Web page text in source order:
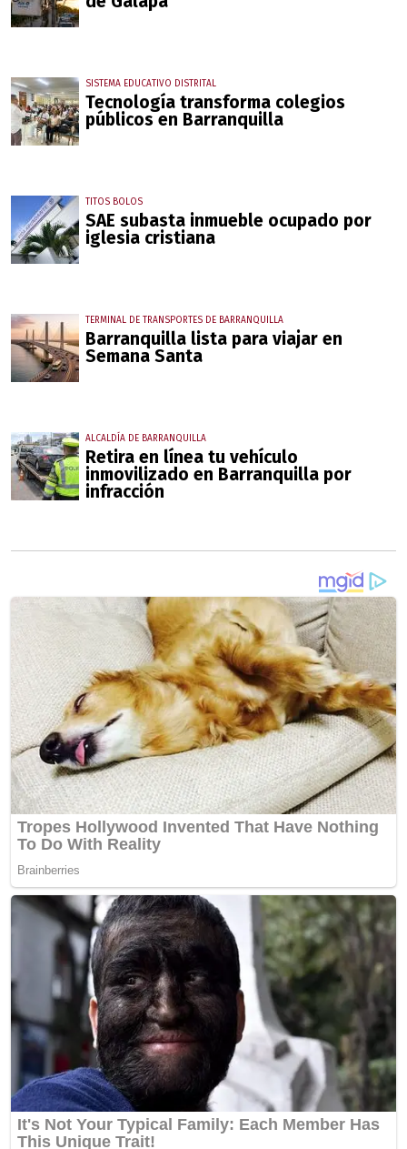
SISTEMA EDUCATIVO DISTRITAL
Tecnología transforma colegios
públicos en Barranquilla
TITOS BOLOS
SAE subasta inmueble ocupado por
iglesia cristiana
TERMINAL DE TRANSPORTES DE BARRANQUILLA
Barranquilla lista para viajar en
Semana Santa
ALCALDÍA DE BARRANQUILLA
Retira en línea tu vehículo
inmovilizado en Barranquilla por
infracción